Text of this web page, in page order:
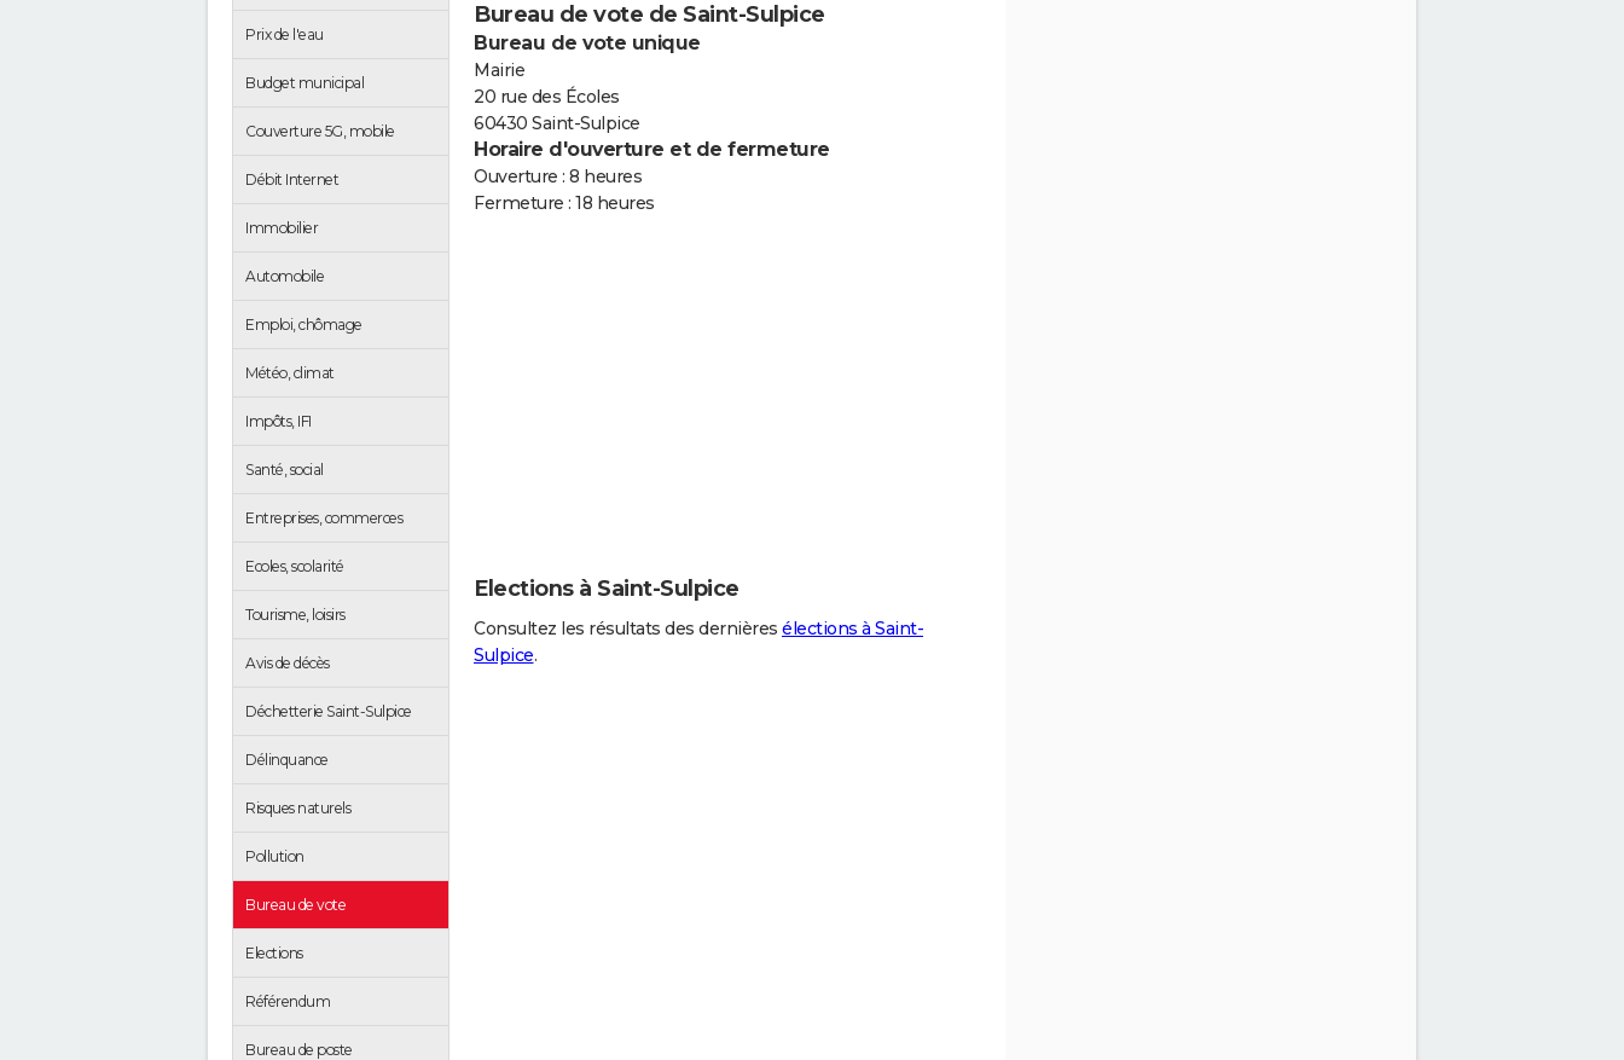
Prix de l'eau
Budget municipal
Couverture 5G, mobile
Débit Internet
Immobilier
Automobile
Emploi, chômage
Météo, climat
Impôts, IFI
Santé, social
Entreprises, commerces
Ecoles, scolarité
Tourisme, loisirs
Avis de décès
Déchetterie Saint-Sulpice
Délinquance
Risques naturels
Pollution
Bureau de vote
Elections
Référendum
Bureau de poste
Bureau de vote de Saint-Sulpice
Bureau de vote unique
Mairie
20 rue des Écoles
60430 Saint-Sulpice
Horaire d'ouverture et de fermeture
Ouverture : 8 heures
Fermeture : 18 heures
Elections à Saint-Sulpice
Consultez les résultats des dernières élections à Saint-
Sulpice.